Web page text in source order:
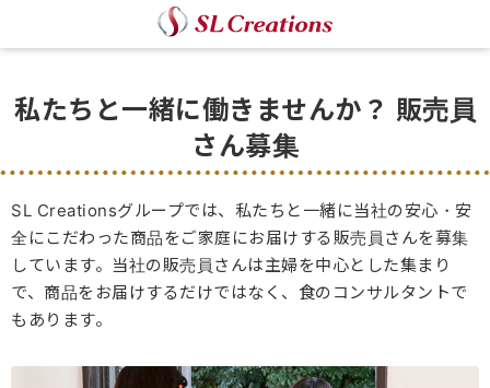
私たちと一緒に働きませんか？ 販売員
さん募集
SL Creationsグループでは、私たちと一緒に当社の安心・安
全にこだわった商品をご家庭にお届けする販売員さんを募集
しています。当社の販売員さんは主婦を中心とした集まり
で、商品をお届けするだけではなく、食のコンサルタントで
もあります。